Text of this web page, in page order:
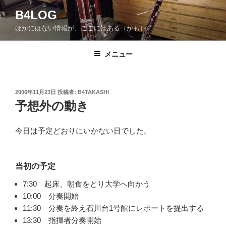
コ
ン
ン
B4LOG
ほかにはない情報が、ここにはある（かも）。
メニュー
投
稿
日:
2006年11月23日 投稿者: B4TAKASHI
予想外の動き
今日は予定どおりにいかない日でした。
当初の予定
7:30 起床、朝食をとり大学へ向かう
10:00 分奏開始
11:30 分奏を終え石川台1号館にレポートを提出する
13:30 指揮者分奏開始